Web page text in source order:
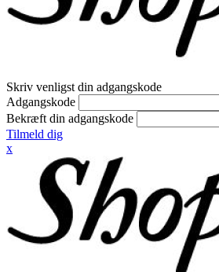
Skriv venligst din adgangskode
Adgangskode
Bekræft din adgangskode
Tilmeld dig
x